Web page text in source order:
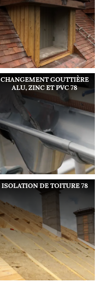
CHANGEMENT GOUTTIÈRE
ALU, ZINC ET PVC 78
ISOLATION DE TOITURE 78